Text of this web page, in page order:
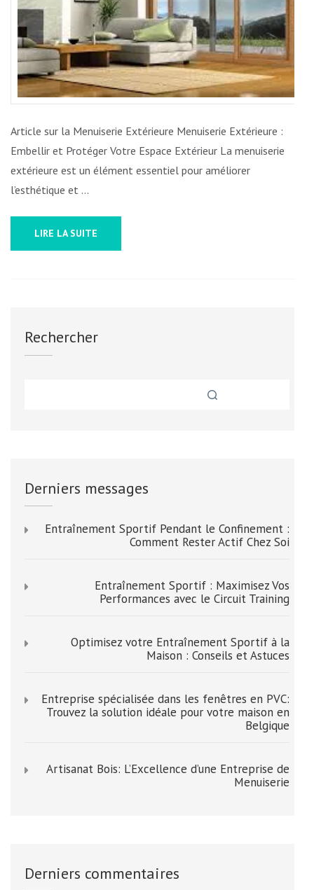
Article sur la Menuiserie Extérieure Menuiserie Extérieure :
Embellir et Protéger Votre Espace Extérieur La menuiserie
extérieure est un élément essentiel pour améliorer
l’esthétique et …
LIRE LA SUITE
Rechercher
Derniers messages
Entraînement Sportif Pendant le Confinement :
Comment Rester Actif Chez Soi
Entraînement Sportif : Maximisez Vos
Performances avec le Circuit Training
Optimisez votre Entraînement Sportif à la
Maison : Conseils et Astuces
Entreprise spécialisée dans les fenêtres en PVC:
Trouvez la solution idéale pour votre maison en
Belgique
Artisanat Bois: L’Excellence d’une Entreprise de
Menuiserie
Derniers commentaires